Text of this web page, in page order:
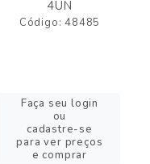
4UN
Código: 48485
Faça seu login
ou
cadastre-se
para ver preços
e comprar